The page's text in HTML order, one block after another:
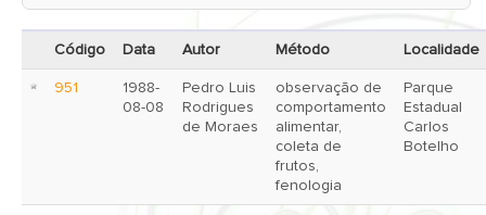
Sobre o Sinbiota
Login
Código Data Autor Método Localidade
951
1988-
08-08
Pedro Luis
Rodrigues
de Moraes
observação de
comportamento
alimentar,
coleta de
frutos,
fenologia
Parque
Estadual
Carlos
Botelho